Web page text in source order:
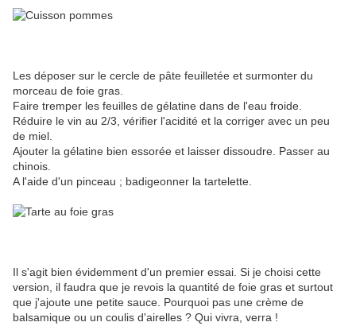
Les déposer sur le cercle de pâte feuilletée et surmonter du
morceau de foie gras.
Faire tremper les feuilles de gélatine dans de l'eau froide.
Réduire le vin au 2/3, vérifier l'acidité et la corriger avec un peu
de miel.
Ajouter la gélatine bien essorée et laisser dissoudre. Passer au
chinois.
A l'aide d'un pinceau ; badigeonner la tartelette.
Il s'agit bien évidemment d'un premier essai. Si je choisi cette
version, il faudra que je revois la quantité de foie gras et surtout
que j'ajoute une petite sauce. Pourquoi pas une crème de
balsamique ou un coulis d'airelles ? Qui vivra, verra !